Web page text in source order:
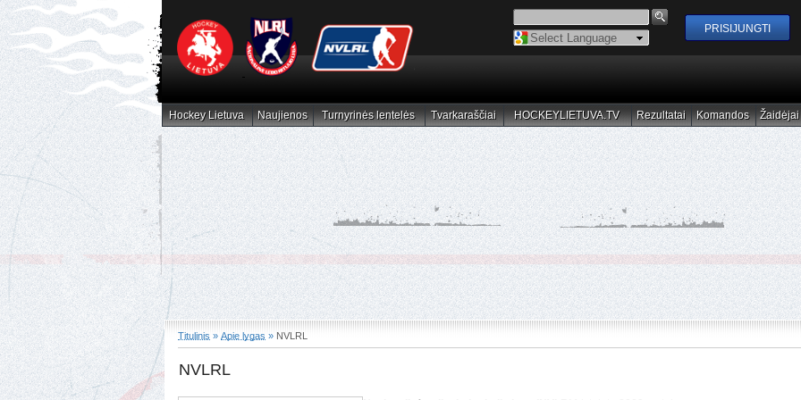
Powered by
Hockey Lietuva
Hockey Lietuva Naujienos
Naujienos Turnyrinės lentelės
Turnyrinės lentelės Tvarkaraščiai
Tvarkaraščiai HOCKEYLIETUVA.TV
HOCKEYLIETUVA.TV Rezultatai
Rezultatai Komandos
Komandos Žaidėjai
Žaidėjai
Titulinis » Apie lygas » NVLRL
NVLRL